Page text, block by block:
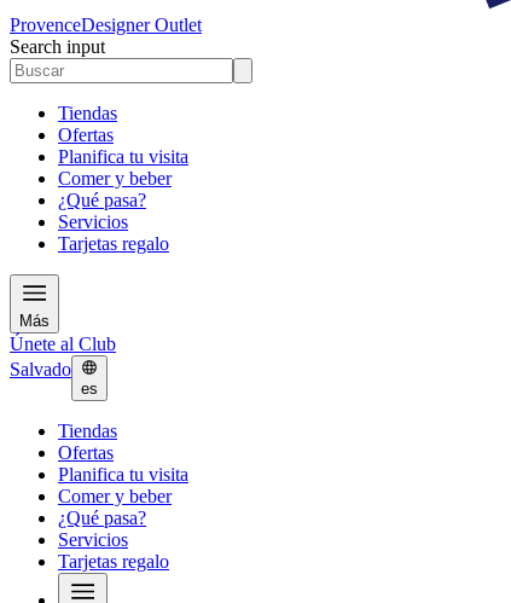
ProvenceDesigner Outlet
Search input
Tiendas
Ofertas
Planifica tu visita
Comer y beber
¿Qué pasa?
Servicios
Tarjetas regalo
Más
Únete al Club
Salvado
es
Tiendas
Ofertas
Planifica tu visita
Comer y beber
¿Qué pasa?
Servicios
Tarjetas regalo